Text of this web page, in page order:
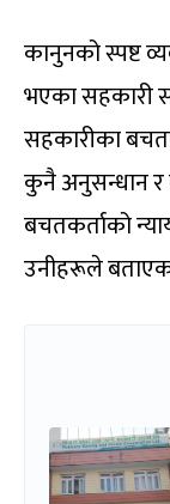
कानुनको स्पष्ट
भएका सहकारी
सहकारीका
कुनै अनुसन्धान र
बचतकर्ताको
उनीहरूले